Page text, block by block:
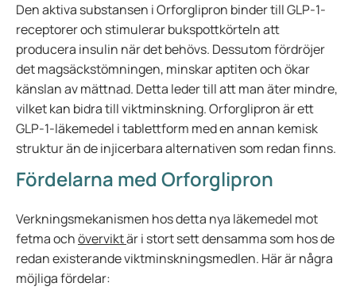
Den aktiva substansen i Orforglipron binder till GLP-1-
receptorer och stimulerar bukspottkörteln att
producera insulin när det behövs. Dessutom fördröjer
det magsäckstömningen, minskar aptiten och ökar
känslan av mättnad. Detta leder till att man äter mindre,
vilket kan bidra till viktminskning. Orforglipron är ett
GLP-1-läkemedel i tablettform med en annan kemisk
struktur än de injicerbara alternativen som redan finns.
Fördelarna med Orforglipron
Verkningsmekanismen hos detta nya läkemedel mot
fetma ochöverviktär i stort sett densamma som hos de
redan existerande viktminskningsmedlen. Här är några
möjliga fördelar: